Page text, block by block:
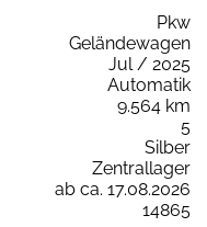
Pkw
Geländewagen
Jul / 2025
Automatik
9.564 km
5
Silber
Zentrallager
ab ca. 17.08.2026
14865